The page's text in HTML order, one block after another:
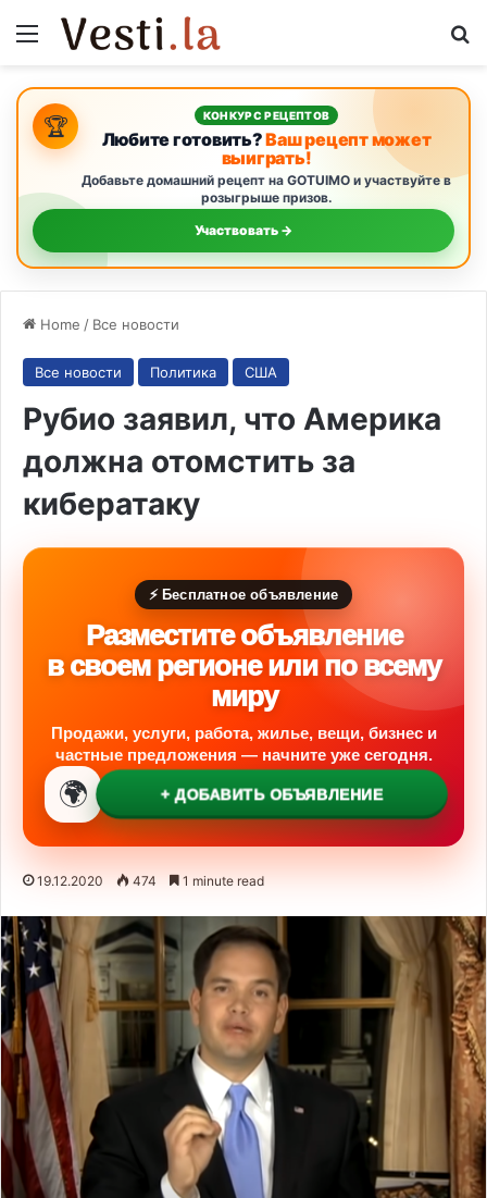
Menu
🏆 КОНКУРС РЕЦЕПТОВ
Любите готовить?Ваш рецепт может
выиграть!
Добавьте домашний рецепт на GOTUIMO и участвуйте в
розыгрыше призов.
Участвовать →
Home / Все новости
Все новости Политика США
Рубио заявил, что Америка
должна отомстить за
кибератаку
⚡ Бесплатное объявление
Разместите объявление
в своем регионе или по всему
миру
Продажи, услуги, работа, жилье, вещи, бизнес и
частные предложения — начните уже сегодня.
🌍 + ДОБАВИТЬ ОБЪЯВЛЕНИЕ
19.12.2020 474 1 minute read